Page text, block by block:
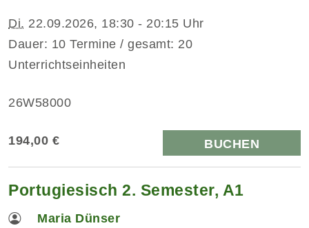
Di. 22.09.2026, 18:30 - 20:15 Uhr
Dauer: 10 Termine / gesamt: 20
Unterrichtseinheiten
26W58000
194,00 € BUCHEN
Portugiesisch 2. Semester, A1
Maria Dünser